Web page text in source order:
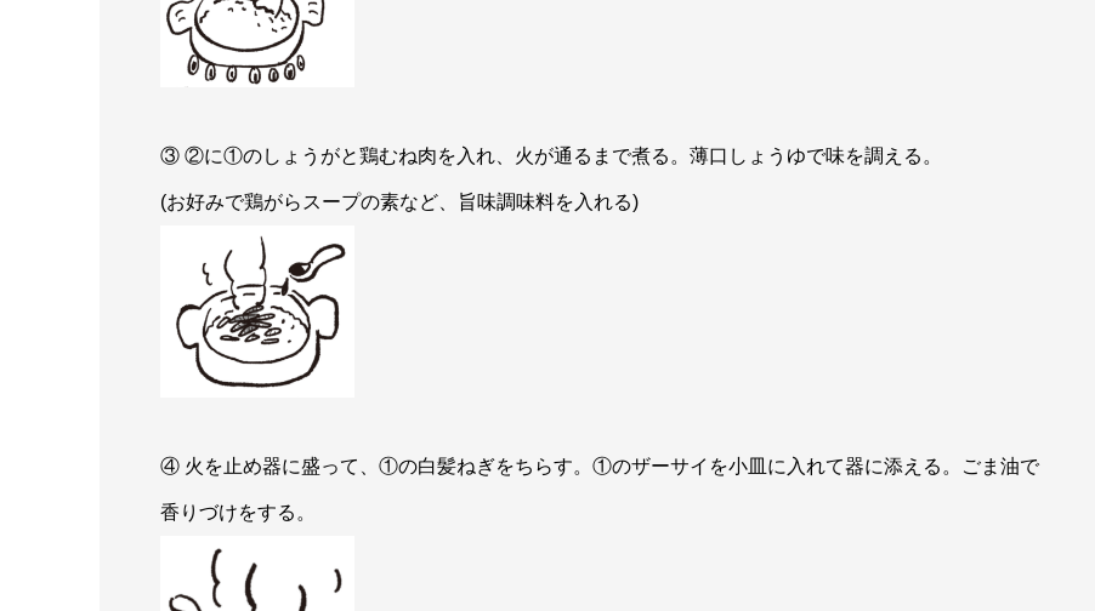
③ ②に①のしょうがと鶏むね肉を入れ、火が通るまで煮る。薄口しょうゆで味を調える。
(お好みで鶏がらスープの素など、旨味調味料を入れる)
④ 火を止め器に盛って、①の白髪ねぎをちらす。①のザーサイを小皿に入れて器に添える。ごま油で
香りづけをする。